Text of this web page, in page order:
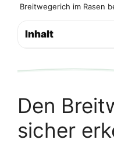
Breitwegerich im Rasen
Inhalt
Den
sicher